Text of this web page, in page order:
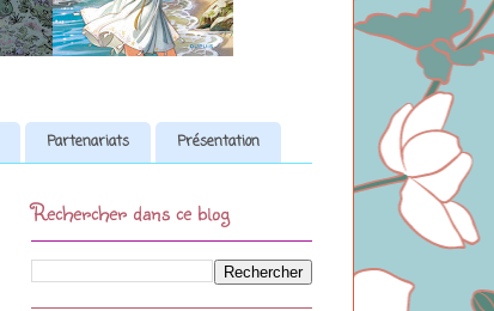
Partenariats Présentation
Rechercher dans ce blog